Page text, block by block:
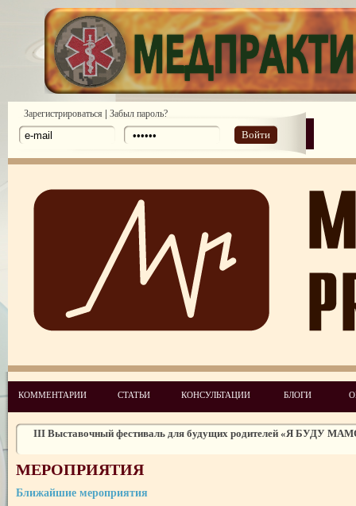
Зарегистрироваться | Забыл пароль?
Войти
КОММЕНТАРИИ СТАТЬИ КОНСУЛЬТАЦИИ БЛОГИ
"Я буду мамой! "Выставочный фестиваль для родителей
ІII Выставочный фестиваль для будущих родителей «Я БУДУ
Всеукраинская неделя права
Международная выставка медицинского туризма Healthcare
Expo/Wellness-Spa-Medical
МЕРОПРИЯТИЯ
Ближайшие мероприятия